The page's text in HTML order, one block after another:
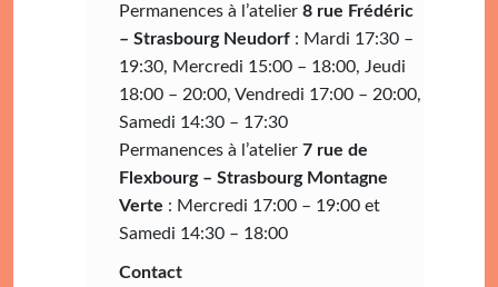
Permanences à l’atelier 8 rue Frédéric
– Strasbourg Neudorf : Mardi 17:30 –
19:30, Mercredi 15:00 – 18:00, Jeudi
18:00 – 20:00, Vendredi 17:00 – 20:00,
Samedi 14:30 – 17:30
Permanences à l’atelier 7 rue de
Flexbourg – Strasbourg Montagne
Verte : Mercredi 17:00 – 19:00 et
Samedi 14:30 – 18:00
Contact